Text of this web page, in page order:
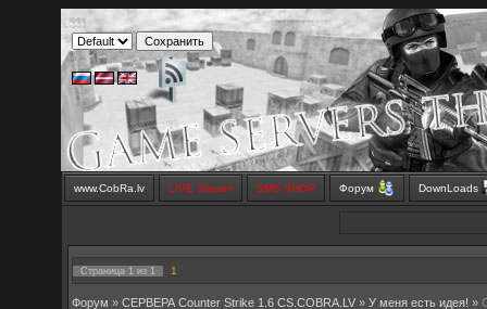
www.CobRa.lv LIVE Stream SMS SHOP Форум DownLoads
Страница 1 из 1 1
Форум » СЕРВЕРА Counter Strike 1.6 CS.COBRA.LV » У меня есть идея! »